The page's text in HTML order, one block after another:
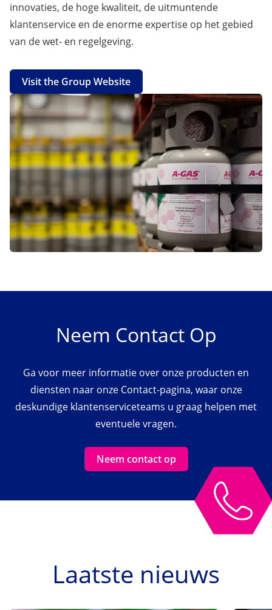
innovaties, de hoge kwaliteit, de uitmuntende
klantenservice en de enorme expertise op het gebied
van de wet- en regelgeving.
Visit the Group Website
Neem Contact Op
Ga voor meer informatie over onze producten en
diensten naar onze Contact-pagina, waar onze
deskundige klantenserviceteams u graag helpen met
eventuele vragen.
Neem contact op
Laatste nieuws